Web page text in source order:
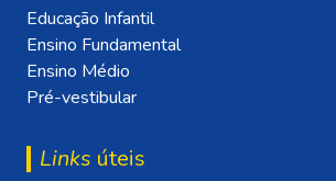
Educação Infantil
Ensino Fundamental
Ensino Médio
Pré-vestibular
Links úteis